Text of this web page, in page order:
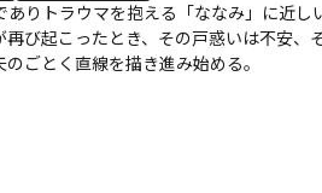
りトラウマを抱える「ななみ」に近し
び起こったとき、その戸惑いは不安、
ごとく直線を描き進み始める。